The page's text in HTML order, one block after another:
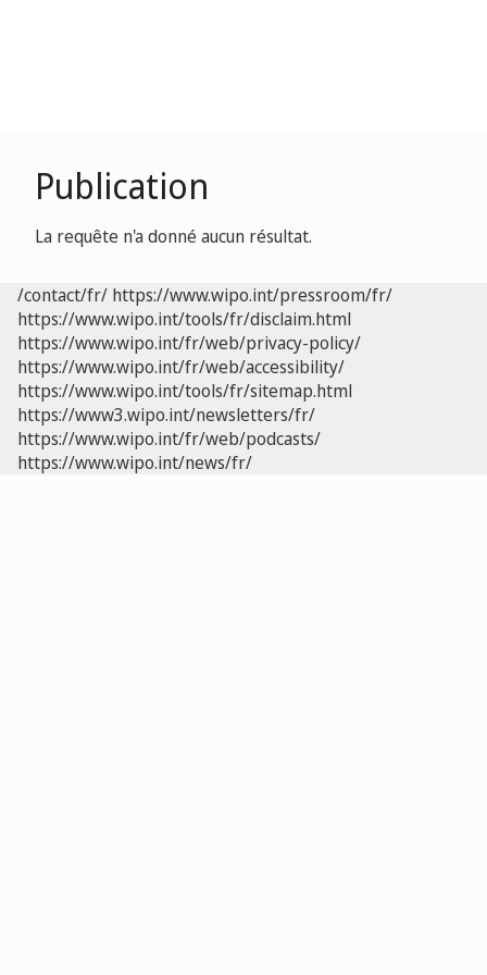
Publication
La requête n'a donné aucun résultat.
/contact/fr/ https://www.wipo.int/pressroom/fr/
https://www.wipo.int/tools/fr/disclaim.html
https://www.wipo.int/fr/web/privacy-policy/
https://www.wipo.int/fr/web/accessibility/
https://www.wipo.int/tools/fr/sitemap.html
https://www3.wipo.int/newsletters/fr/
https://www.wipo.int/fr/web/podcasts/
https://www.wipo.int/news/fr/